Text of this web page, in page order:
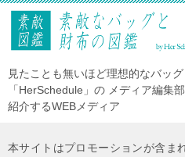
見たことも無いほど理想的なバッ
「HerSchedule」の メディア編集
紹介するWEBメディア
本サイトはプロモーションが含ま